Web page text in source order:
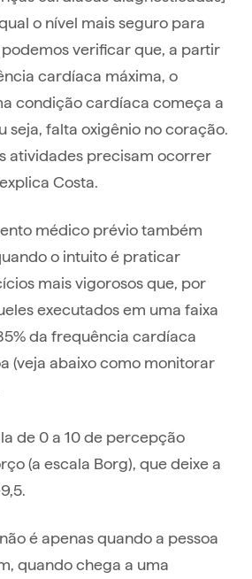
o nível mais seguro para
verificar que, a partir
cardíaca máxima, o
condição cardíaca começa a
seja, falta oxigênio no coração.
atividades precisam ocorrer
Costa.
médico prévio também
o intuito é praticar
mais vigorosos que, por
executados em uma faixa
da frequência cardíaca
(veja abaixo como monitorar
de 0 a 10 de percepção
(a escala Borg), que deixe a
é apenas quando a pessoa
quando chega a uma